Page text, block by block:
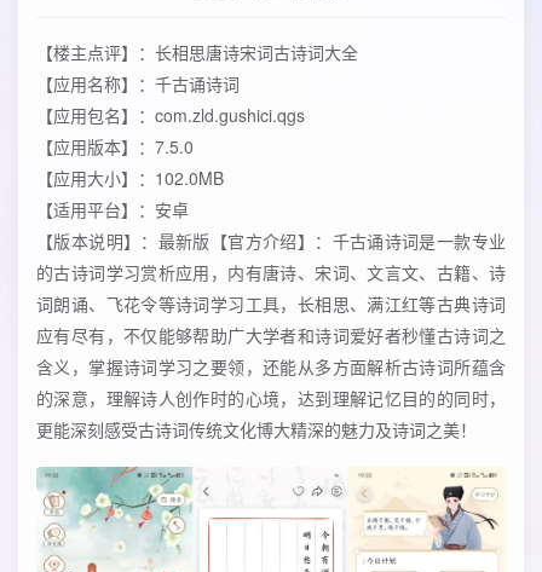
【楼主点评】：长相思唐诗宋词古诗词大全
【应用名称】：千古诵诗词
【应用包名】：com.zld.gushici.qgs
【应用版本】：7.5.0
【应用大小】：102.0MB
【适用平台】：安卓
【版本说明】：最新版【官方介绍】：千古诵诗词是一款专业
的古诗词学习赏析应用，内有唐诗、宋词、文言文、古籍、诗
词朗诵、飞花令等诗词学习工具，长相思、满江红等古典诗词
应有尽有，不仅能够帮助广大学者和诗词爱好者秒懂古诗词之
含义，掌握诗词学习之要领，还能从多方面解析古诗词所蕴含
的深意，理解诗人创作时的心境，达到理解记忆目的的同时，
更能深刻感受古诗词传统文化博大精深的魅力及诗词之美！